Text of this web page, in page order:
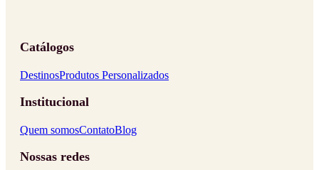
Catálogos
DestinosProdutos Personalizados
Institucional
Quem somosContatoBlog
Nossas redes